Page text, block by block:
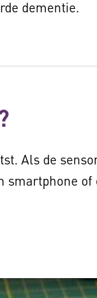
dementie.
Als de
smartphone of